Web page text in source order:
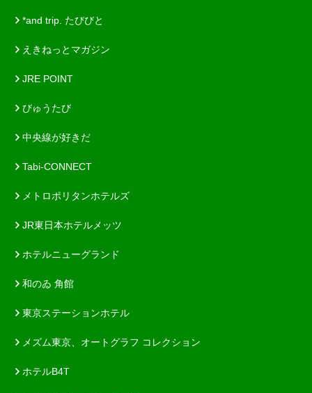
*and trip. たびびと
えきねっとマガジン
JRE POINT
びゅうたび
中央線が好きだ
Tabi-CONNECT
メトロポリタンホテルズ
JR東日本ホテルメッツ
ホテルニューグランド
和のゐ 角館
東京ステーションホテル
メズム東京、オートグラフ コレクション
ホテルB4T